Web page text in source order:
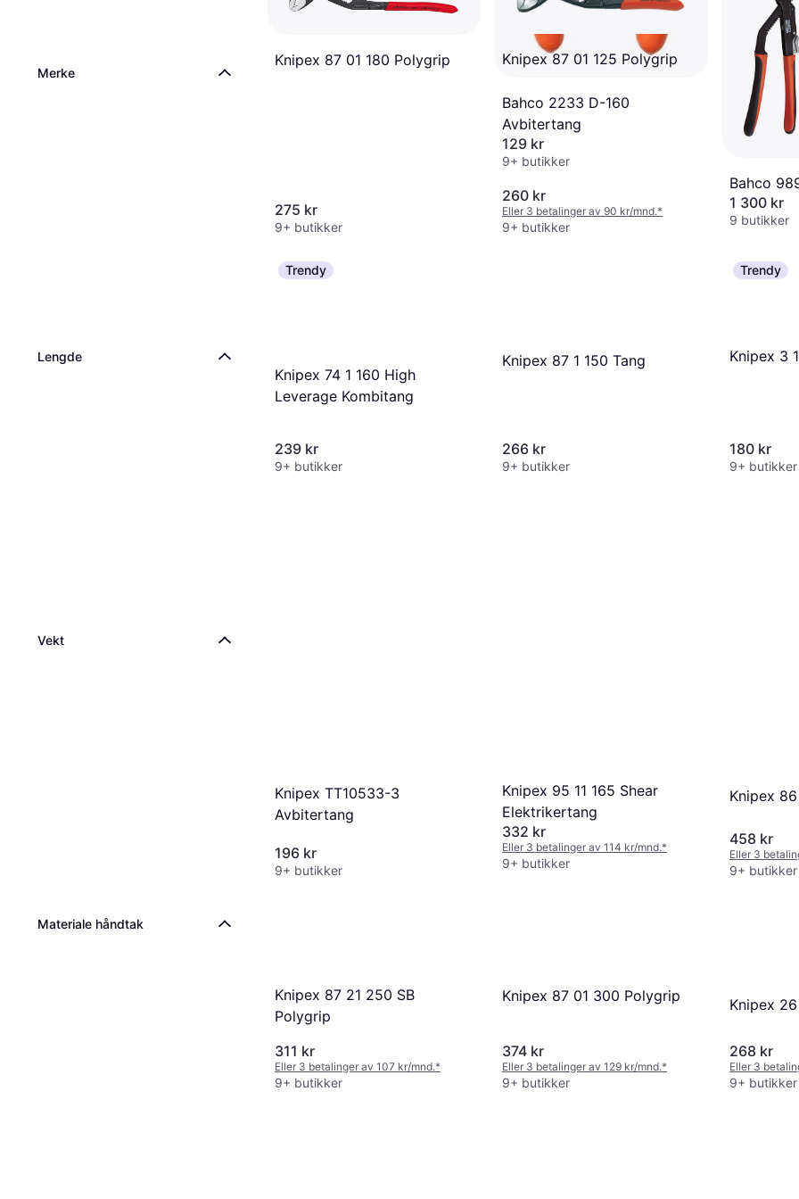
Merke
Lengde
Vekt
Materiale håndtak
Bahco 2233 D-160
Avbitertang
129 kr
9+ butikker
Knipex 87 01 180 Polygrip
275 kr
9+ butikker
Knipex 87 01 125 Polygrip
260 kr
Eller 3 betalinger av 90 kr/mnd.*
9+ butikker
Bahco
1 300 kr
9 butikker
Trendy
Knipex 74 1 160 High
Leverage Kombitang
239 kr
9+ butikker
Knipex 87 1 150 Tang
266 kr
9+ butikker
Trendy
Knipex 3
180 kr
9+ butikker
Knipex TT10533-3
Avbitertang
196 kr
9+ butikker
Knipex 95 11 165 Shear
Elektrikertang
332 kr
Eller 3 betalinger av 114 kr/mnd.*
9+ butikker
Knipex
458 kr
Eller 3
9+ butikker
Knipex 87 21 250 SB
Polygrip
311 kr
Eller 3 betalinger av 107 kr/mnd.*
9+ butikker
Knipex 87 01 300 Polygrip
374 kr
Eller 3 betalinger av 129 kr/mnd.*
9+ butikker
Knipex
268 kr
Eller 3
9+ butikker